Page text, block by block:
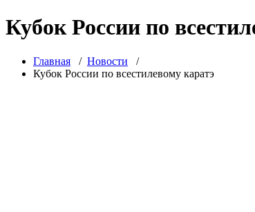
Кубок России по
Главная / Новости /
Кубок России по всестилевому каратэ